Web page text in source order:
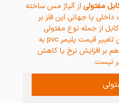
مفتولی از آلیاژ مس ساخته
یا جهانی این فلز بر
از جمله نوع مفتولی
تاثیرگذار خواهد بود. همچنین تغییر قیمت پلیمر pvc به
بر افزایش نرخ یا کاهش
نیست.